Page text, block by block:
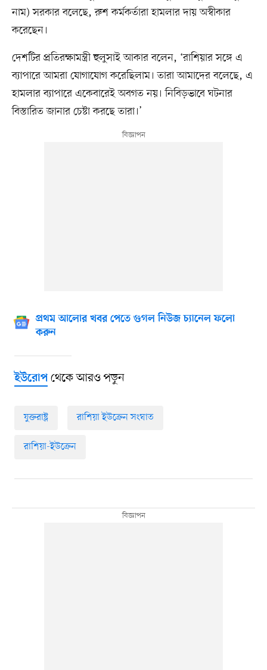
নাম) সরকার বলেছে, রুশ কর্মকর্তারা হামলার দায় অস্বীকার
করেছেন।
দেশটির প্রতিরক্ষামন্ত্রী হুলুসাই আকার বলেন, ‘রাশিয়ার সঙ্গে এ
ব্যাপারে আমরা যোগাযোগ করেছিলাম। তারা আমাদের বলেছে, এ
হামলার ব্যাপারে একেবারেই অবগত নয়। নিবিড়ভাবে ঘটনার
বিস্তারিত জানার চেষ্টা করছে তারা।’
প্রথম আলোর খবর পেতে গুগল নিউজ চ্যানেল ফলো
করুন
ইউরোপথেকে আরও পড়ুন
যুক্তরাষ্ট্র রাশিয়া ইউক্রেন সংঘাত
রাশিয়া-ইউক্রেন